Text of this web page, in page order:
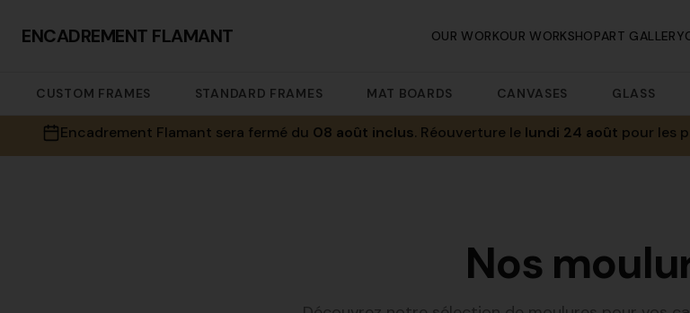
ENCADREMENT FLAMANT OUR WORKOUR WORKSHOPART GALLERY
CUSTOM FRAMES STANDARD FRAMES MAT BOARDS CANVASES GLASS
Encadrement Flamant sera fermé du 08 août inclus. Réouverture le lundi 24 août pour les
Nos